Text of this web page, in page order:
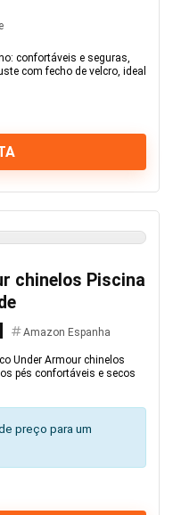
confortáveis e seguras,
com fecho de velcro, ideal
chinelos Piscina
Amazon Espanha
Under Armour chinelos
pés confortáveis ​​e secos
preço para um